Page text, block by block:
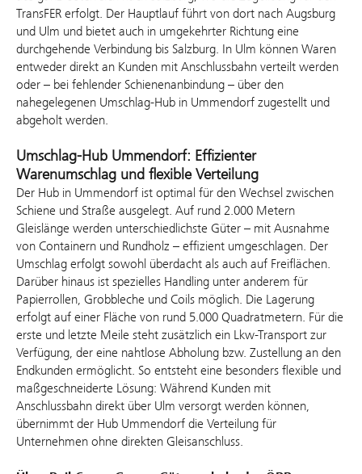
TransFER erfolgt. Der Hauptlauf führt von dort nach Augsburg
und Ulm und bietet auch in umgekehrter Richtung eine
durchgehende Verbindung bis Salzburg. In Ulm können Waren
entweder direkt an Kunden mit Anschlussbahn verteilt werden
oder – bei fehlender Schienenanbindung – über den
nahegelegenen Umschlag-Hub in Ummendorf zugestellt und
abgeholt werden.
Umschlag-Hub Ummendorf: Effizienter
Warenumschlag und flexible Verteilung
Der Hub in Ummendorf ist optimal für den Wechsel zwischen
Schiene und Straße ausgelegt. Auf rund 2.000 Metern
Gleislänge werden unterschiedlichste Güter – mit Ausnahme
von Containern und Rundholz – effizient umgeschlagen. Der
Umschlag erfolgt sowohl überdacht als auch auf Freiflächen.
Darüber hinaus ist spezielles Handling unter anderem für
Papierrollen, Grobbleche und Coils möglich. Die Lagerung
erfolgt auf einer Fläche von rund 5.000 Quadratmetern. Für die
erste und letzte Meile steht zusätzlich ein Lkw-Transport zur
Verfügung, der eine nahtlose Abholung bzw. Zustellung an den
Endkunden ermöglicht. So entsteht eine besonders flexible und
maßgeschneiderte Lösung: Während Kunden mit
Anschlussbahn direkt über Ulm versorgt werden können,
übernimmt der Hub Ummendorf die Verteilung für
Unternehmen ohne direkten Gleisanschluss.